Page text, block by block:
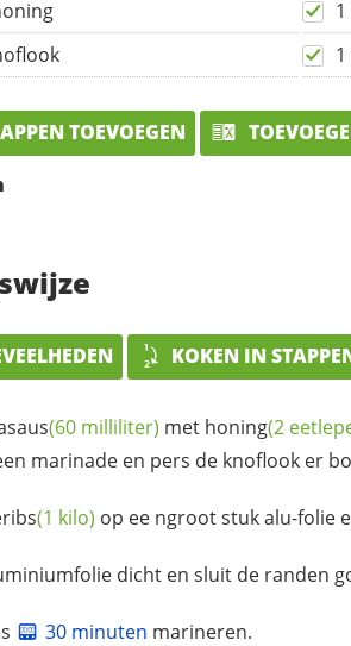
TOEVOEGEN
KOKEN IN
(60 milliliter) met honing(2
marinade en pers de knoflook er
(1 kilo) op ee ngroot stuk alu-folie
dicht en sluit de randen
30 minuten marineren.